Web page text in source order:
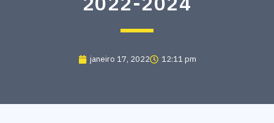
janeiro 17, 2022 12:11 pm